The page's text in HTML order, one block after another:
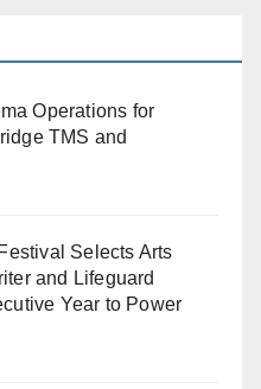
Operations for
TMS and
Selects Arts
and Lifeguard
Year to Power